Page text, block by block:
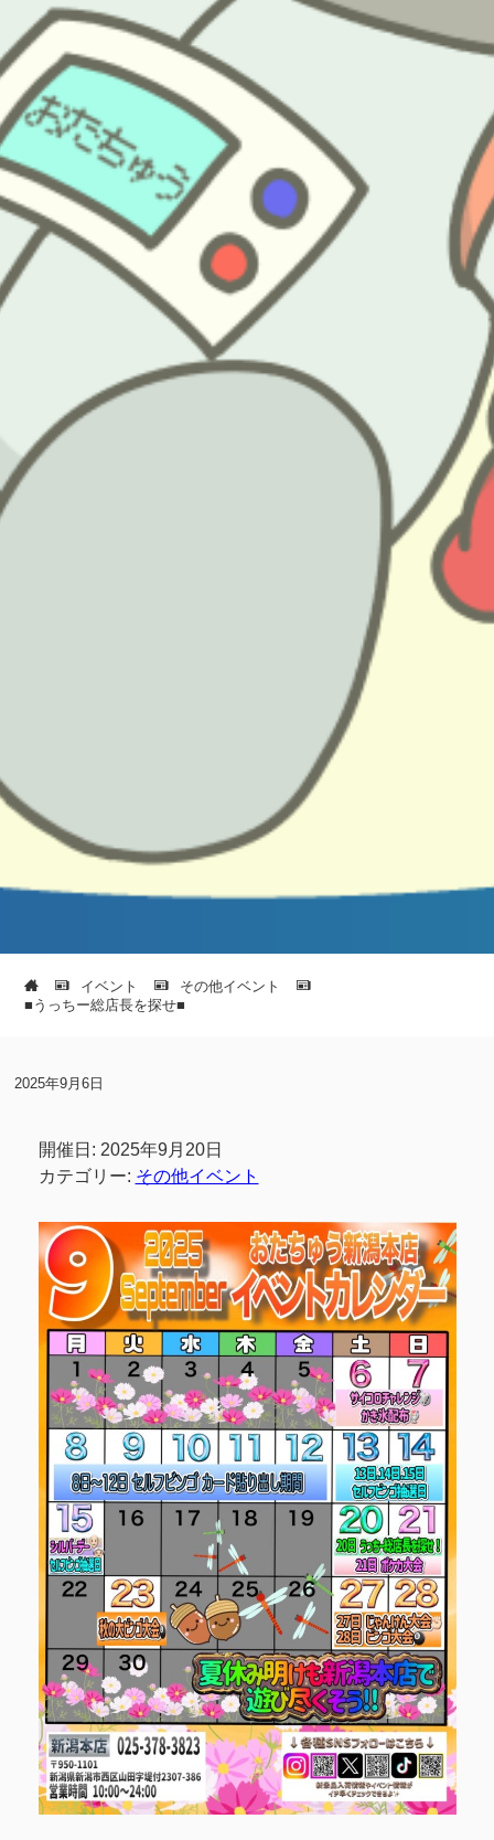
イベント
その他イベント
■うっちー総店長を探せ■
2025年9月6日
開催日: 2025年9月20日
カテゴリー: その他イベント